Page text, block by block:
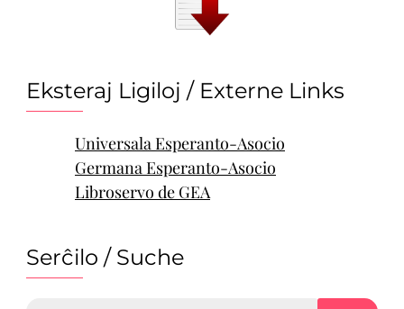
Eksteraj Ligiloj / Externe Links
Universala Esperanto-Asocio
Germana Esperanto-Asocio
Libroservo de GEA
Serĉilo / Suche